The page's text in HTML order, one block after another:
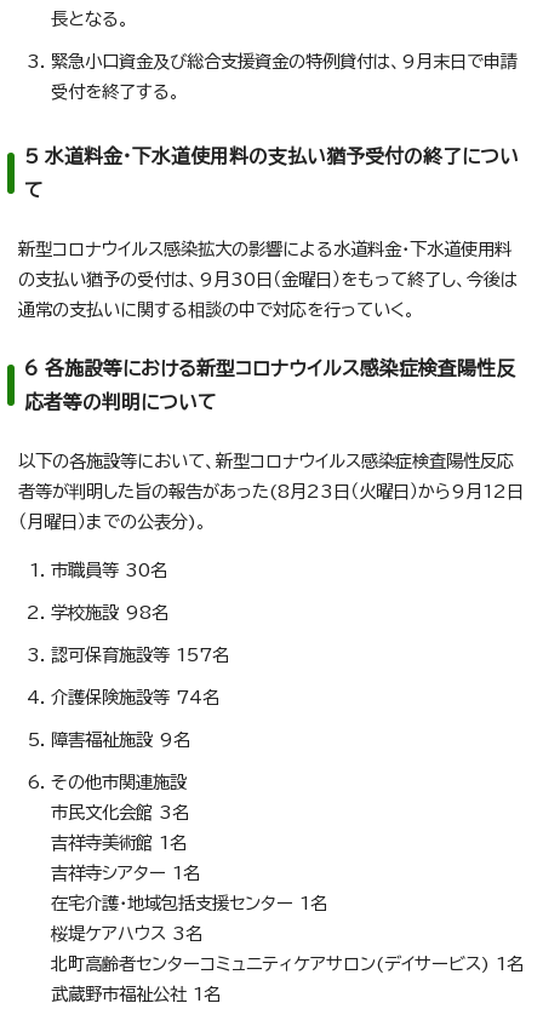
長となる。
緊急小口資金及び総合支援資金の特例貸付は、9月末日で申請
受付を終了する。
5 水道料金・下水道使用料の支払い猶予受付の終了につい
て
新型コロナウイルス感染拡大の影響による水道料金・下水道使用料
の支払い猶予の受付は、9月30日（金曜日）をもって終了し、今後は
通常の支払いに関する相談の中で対応を行っていく。
6 各施設等における新型コロナウイルス感染症検査陽性反
応者等の判明について
以下の各施設等において、新型コロナウイルス感染症検査陽性反応
者等が判明した旨の報告があった(8月23日（火曜日）から9月12日
（月曜日）までの公表分)。
市職員等 30名
学校施設 98名
認可保育施設等 157名
介護保険施設等 74名
障害福祉施設 9名
その他市関連施設
市民文化会館 3名
吉祥寺美術館 1名
吉祥寺シアター 1名
在宅介護・地域包括支援センター 1名
桜堤ケアハウス 3名
北町高齢者センターコミュニティケアサロン(デイサービス) 1名
武蔵野市福祉公社 1名